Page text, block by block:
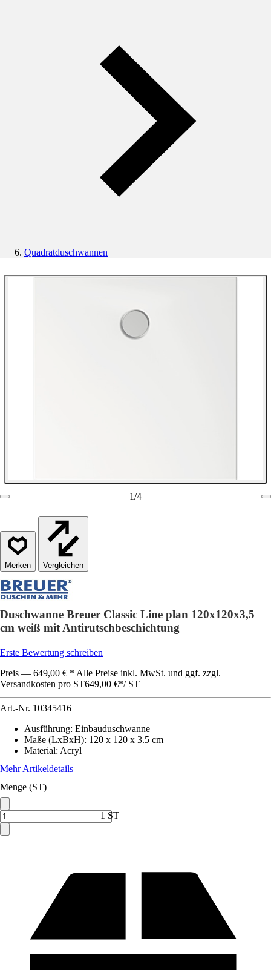
Quadratduschwannen
1/4
Vergleichen
Duschwanne Breuer Classic Line plan 120x120x3,5
cm weiß mit Antirutschbeschichtung
Erste Bewertung schreiben
Preis — 649,00 € * Alle Preise inkl. MwSt. und ggf. zzgl.
Versandkosten pro ST649,00 €*/ ST
Art.-Nr. 10345416
Ausführung: Einbauduschwanne
Maße (LxBxH): 120 x 120 x 3.5 cm
Material: Acryl
Mehr Artikeldetails
Menge (ST)
1 ST